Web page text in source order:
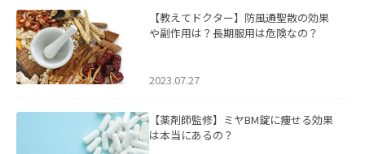
【教えてドクター】防風通聖散の効果
や副作用は？長期服用は危険なの？
2023.07.27
【薬剤師監修】ミヤBM錠に痩せる効果
は本当にあるの？